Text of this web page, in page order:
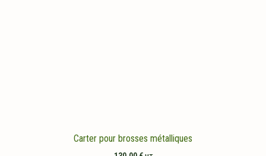
Carter pour brosses métalliques